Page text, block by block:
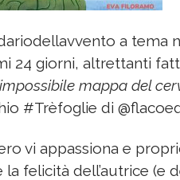
a tema
24 giorni, altrettanti
mappa del
#Trèfoglie di
vi appassiona e
felicità dell’autrice (e